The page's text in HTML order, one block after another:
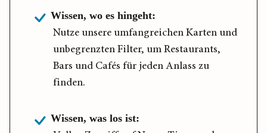
Wissen, wo es hingeht:
Nutze unsere umfangreichen Karten und
unbegrenzten Filter, um Restaurants,
Bars und Cafés für jeden Anlass zu
finden.
Wissen, was los ist: